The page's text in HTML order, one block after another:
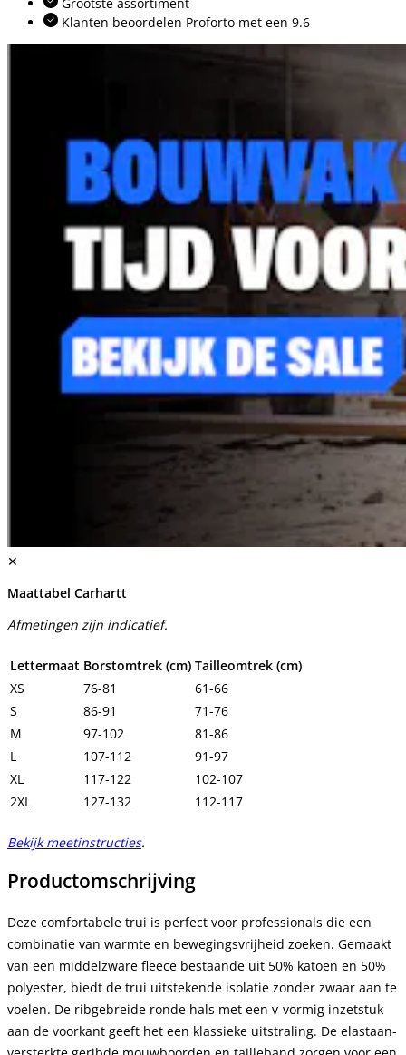
Klanten beoordelen Proforto met een 9.6
✕
Maattabel Carhartt
Afmetingen zijn indicatief.
Lettermaat Borstomtrek (cm) Tailleomtrek (cm)
XS
76-81
61-66
S
86-91
71-76
M
97-102
81-86
L
107-112
91-97
XL
117-122
102-107
2XL
127-132 112-117
Bekijk meetinstructies.
Productomschrijving
Deze comfortabele trui is perfect voor professionals die een
combinatie van warmte en bewegingsvrijheid zoeken. Gemaakt
van een middelzware fleece bestaande uit 50% katoen en 50%
polyester, biedt de trui uitstekende isolatie zonder zwaar aan te
voelen. De ribgebreide ronde hals met een v-vormig inzetstuk
aan de voorkant geeft het een klassieke uitstraling. De elastaan-